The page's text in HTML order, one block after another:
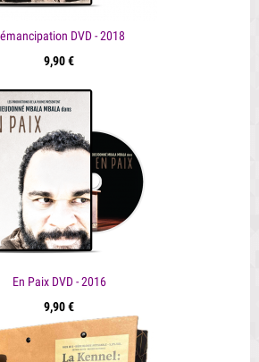
DVD - 2018
9,90 €
En Paix DVD - 2016
9,90 €